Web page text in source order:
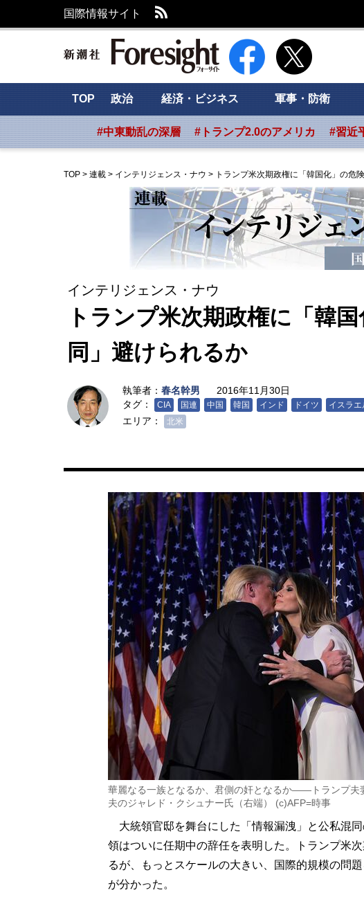
国際情報サイト
新潮社 Foresight フォーサイ
TOP 政治 経済・ビジネス 軍事・防衛
#中東動乱の深層 #トランプ2.0のアメリカ #習近
TOP > 連載 > インテリジェンス・ナウ > トランプ米次期政権に「韓国化」の危
インテリジェンス・ナウ
トランプ米次期政権に「韓
同」避けられるか
執筆者： 春名幹男
2016年11月30日
タグ：
CIA 国連 中国 韓国 インド ドイツ イスラエ
エリア： 北米
華麗なる一族となるか、君側の奸となるか――トランプ夫
夫のジャレド・クシュナー氏（右端） (c)AFP=時事
大統領官邸を舞台にした「情報漏洩」と公私混
領はついに任期中の辞任を表明した。トランプ米
るが、もっとスケールの大きい、国際的規模の問
が分かった。